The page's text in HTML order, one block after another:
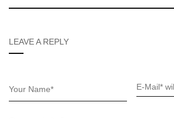
LEAVE A REPLY